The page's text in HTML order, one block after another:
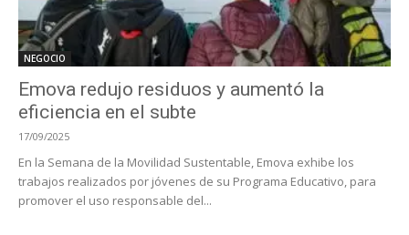
NEGOCIO
Emova redujo residuos y aumentó la
eficiencia en el subte
17/09/2025
En la Semana de la Movilidad Sustentable, Emova exhibe los
trabajos realizados por jóvenes de su Programa Educativo, para
promover el uso responsable del...